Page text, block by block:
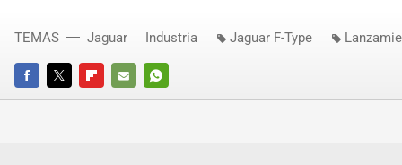
FACEBOOKTWITTERFLIPBOARD
E-
WHATSAPP
TEMAS Jaguar Industria Jaguar F-Type